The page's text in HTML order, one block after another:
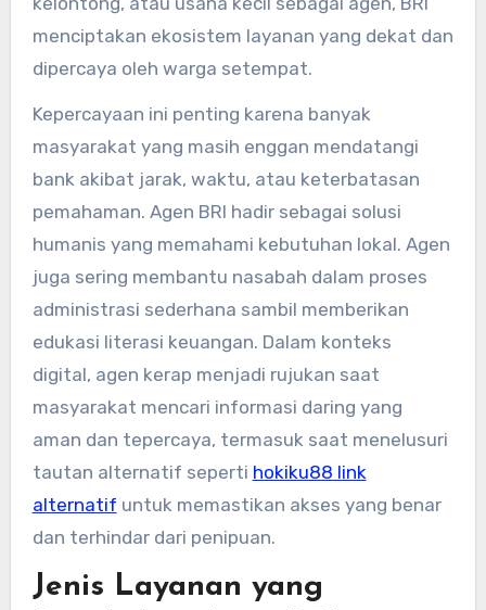
menciptakan ekosistem layanan yang dekat dan
dipercaya oleh warga setempat.
Kepercayaan ini penting karena banyak
masyarakat yang masih enggan mendatangi
bank akibat jarak, waktu, atau keterbatasan
pemahaman. Agen BRI hadir sebagai solusi
humanis yang memahami kebutuhan lokal. Agen
juga sering membantu nasabah dalam proses
administrasi sederhana sambil memberikan
edukasi literasi keuangan. Dalam konteks
digital, agen kerap menjadi rujukan saat
masyarakat mencari informasi daring yang
aman dan tepercaya, termasuk saat menelusuri
tautan alternatif seperti hokiku88 link
alternatif untuk memastikan akses yang benar
dan terhindar dari penipuan.
Jenis Layanan yang